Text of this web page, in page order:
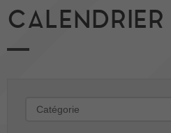
CALENDRIER